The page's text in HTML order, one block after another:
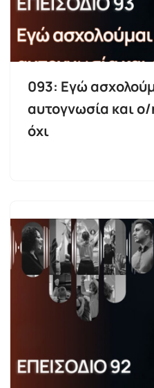
093: Εγώ
αυτογνωσία και
όχι